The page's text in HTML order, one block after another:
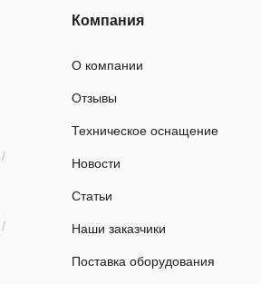
/
/
Компания
О компании
Отзывы
Техническое оснащение
Новости
Статьи
Наши заказчики
Поставка оборудования